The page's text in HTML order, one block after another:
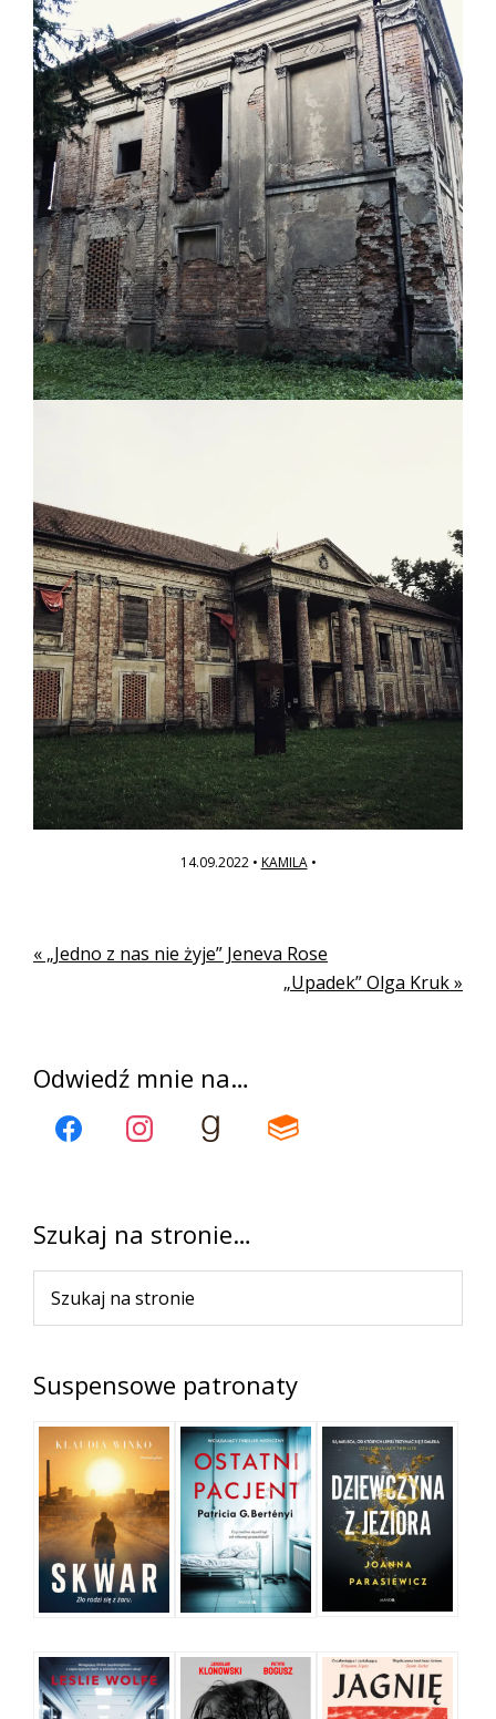
14.09.2022• KAMILA•
Poprzedni
« „Jedno z nas nie żyje” Jeneva Rose
Kolejny
„Upadek” Olga Kruk »
Pierwszy
panel
boczny
Odwiedź mnie na…
Szukaj na stronie…
na
Suspensowe patronaty